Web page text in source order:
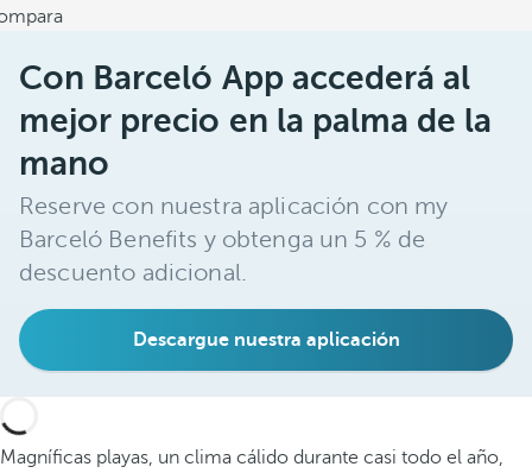
Con Barceló App accederá al
mejor precio en la palma de la
mano
Reserve con nuestra aplicación con my
Barceló Benefits y obtenga un 5 % de
descuento adicional.
Descargue nuestra aplicación
Magníficas playas, un clima cálido durante casi todo el año,